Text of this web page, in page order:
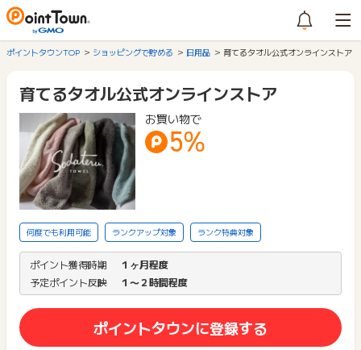
ポイントタウンTOP ショッピングで貯める 日用品 育てるタオル公式オンラインストア
育てるタオル公式オンラインストア
お買い物で
5%
何度でも利用可能 ランクアップ対象 ランク特典対象
ポイント獲得時期
１ヶ月程度
予定ポイント反映
１〜２時間程度
ポイントタウンに登録する